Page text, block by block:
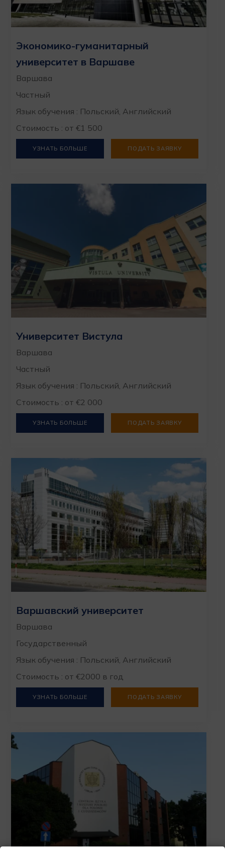
Экономико-гуманитарный
университет в Варшаве
Варшава
Частный
Язык обучения : Польский, Английский
Стоимость : от €1 500
УЗНАТЬ БОЛЬШЕ ПОДАТЬ ЗАЯВКУ
Университет Вистула
Варшава
Частный
Язык обучения : Польский, Английский
Стоимость : от €2 000
УЗНАТЬ БОЛЬШЕ ПОДАТЬ ЗАЯВКУ
Варшавский университет
Варшава
Государственный
Язык обучения : Польский, Английский
Стоимость : от €2000 в год
УЗНАТЬ БОЛЬШЕ ПОДАТЬ ЗАЯВКУ